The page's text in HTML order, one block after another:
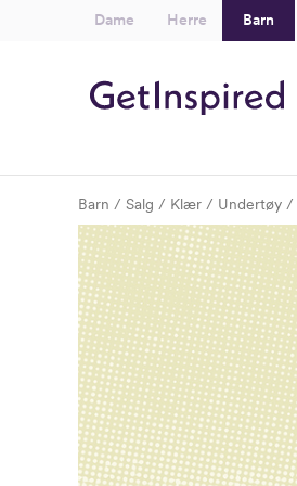
Dame Herre Barn
Barn Salg Klær Undertøy